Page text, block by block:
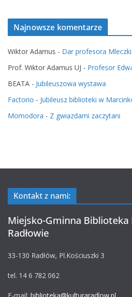
Najnowsze komentarze
Wiktor Adamus - Dar profesora Mleczki
Prof. Wiktor Adamus UJ - Profesor
BEATA - Jubileuszowa wystawa
Factorio - Jubileusz biblioteki w
Momodora - Z gwiazdami zaczytani
Kontakt z nami:
Miejsko-Gminna Biblioteka
Radłowie
33-130 Radłów, Pl.Kościuszki 3
tel. 14 6 782 062